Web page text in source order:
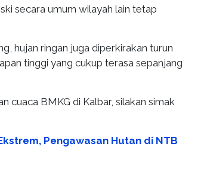
secara umum wilayah lain tetap
hujan ringan juga diperkirakan turun
tinggi yang cukup terasa sepanjang
cuaca BMKG di Kalbar, silakan simak
Pengawasan Hutan di NTB